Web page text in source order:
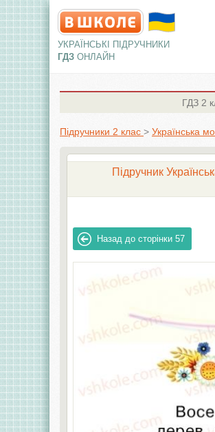
УКРАЇНСЬКІ ПІДРУЧНИКИ
ГДЗ ОНЛАЙН
ГДЗ 2
Підручники 2 клас > Українська
Підручник
Назад до сторінки 57